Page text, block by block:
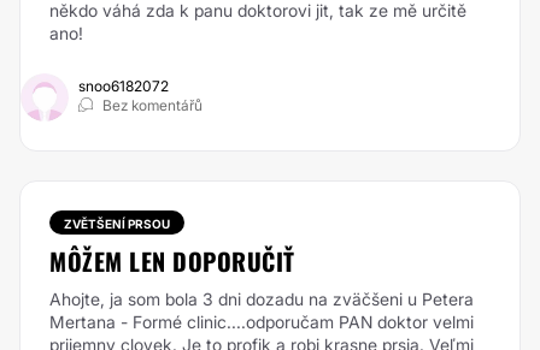
někdo váhá zda k panu doktorovi jit, tak ze mě určitě
ano!
snoo6182072
Bez komentářů
ZVĚTŠENÍ PRSOU
MÔŽEM LEN DOPORUČIŤ
Ahojte, ja som bola 3 dni dozadu na zväčšeni u Petera
Mertana - Formé clinic....odporučam PAN doktor velmi
prijemny clovek. Je to profik a robi krasne prsia. Veľmi